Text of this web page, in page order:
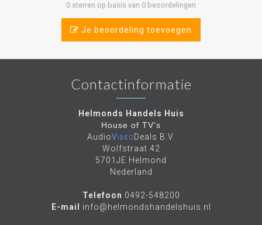
0 sterren op basis van 0 beoordelingen
Je beoordeling toevoegen
Contactinformatie
Helmonds Handels Huis
House of TV's
AudioVideoDeals B.V.
Wolfstraat 42
5701JE Helmond
Nederland
Telefoon 0492-548200
E-mail
info@helmondshandelshuis.nl